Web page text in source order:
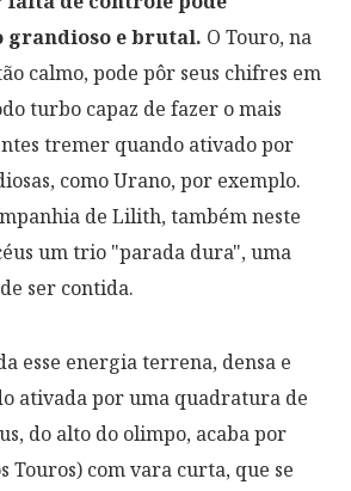
grandioso e brutal. O Touro, na
calmo, pode pôr seus chifres em
turbo capaz de fazer o mais
tremer quando ativado por
como Urano, por exemplo.
de Lilith, também neste
um trio "parada dura", uma
ser contida.
esse energia terrena, densa e
ativada por uma quadratura de
do alto do olimpo, acaba por
Touros) com vara curta, que se